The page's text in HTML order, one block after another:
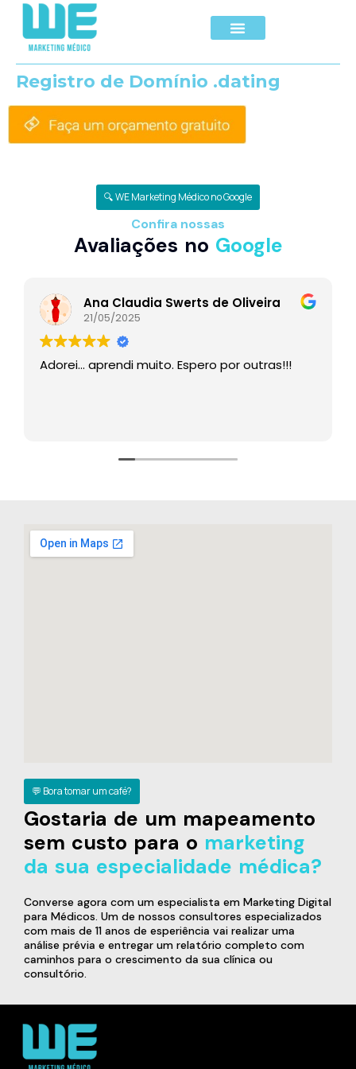
Registro de Domínio .dating
🔍 WE Marketing Médico no Google
Confira nossas
Avaliações no Google
Ana Claudia Swerts de Oliveira
21/05/2025
Adorei… aprendi muito. Espero por outras!!!
💬 Bora tomar um café?
Gostaria de um mapeamento
sem custo para o marketing
da sua especialidade médica?
Converse agora com um especialista em Marketing Digital
para Médicos. Um de nossos consultores especializados
com mais de 11 anos de esperiência vai realizar uma
análise prévia e entregar um relatório completo com
caminhos para o crescimento da sua clínica ou
consultório.